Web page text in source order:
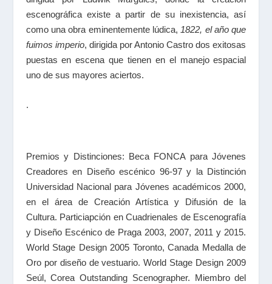
escenográfica existe a partir de su inexistencia, así
como una obra eminentemente lúdica, 1822, el año que
fuimos imperio, dirigida por Antonio Castro dos exitosas
puestas en escena que tienen en el manejo espacial
uno de sus mayores aciertos.
.
Premios y Distinciones: Beca FONCA para Jóvenes
Creadores en Diseño escénico 96-97 y la Distinción
Universidad Nacional para Jóvenes académicos 2000,
en el área de Creación Artística y Difusión de la
Cultura. Particiapción en Cuadrienales de Escenografía
y Diseño Escénico de Praga 2003, 2007, 2011 y 2015.
World Stage Design 2005 Toronto, Canada Medalla de
Oro por diseño de vestuario. World Stage Design 2009
Seúl, Corea Outstanding Scenographer. Miembro del